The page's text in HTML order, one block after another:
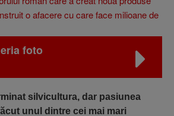
foto
silvicultura, dar pasiunea
unul dintre cei mai mari